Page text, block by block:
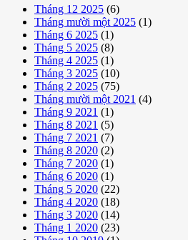
Tháng 12 2025 (6)
Tháng mười một 2025 (1)
Tháng 6 2025 (1)
Tháng 5 2025 (8)
Tháng 4 2025 (1)
Tháng 3 2025 (10)
Tháng 2 2025 (75)
Tháng mười một 2021 (4)
Tháng 9 2021 (1)
Tháng 8 2021 (5)
Tháng 7 2021 (7)
Tháng 8 2020 (2)
Tháng 7 2020 (1)
Tháng 6 2020 (1)
Tháng 5 2020 (22)
Tháng 4 2020 (18)
Tháng 3 2020 (14)
Tháng 1 2020 (23)